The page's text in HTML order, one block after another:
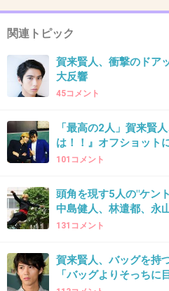
35. 匿名2020/03/13(金) 13:29:50
演技ワンパターンではないと思
個性的な役が多くなってびっく
好印象
発言で叩かれるのみたくないよー
>>19
整ってる…のかもしれな
関連トピック
賀来賢人、衝撃のドア
大反響
45コメント
「最高の2人」賀来賢
は！！』オフショット
101コメント
頭角を現す5人の"ケン
中島健人、林遣都、永
131コメント
賀来賢人、バッグを持
「バッグよりそっちに